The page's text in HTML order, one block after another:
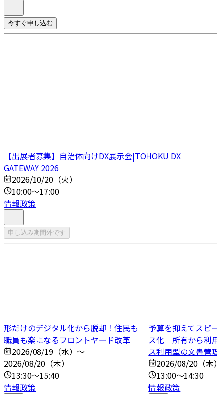
今すぐ申し込む
【出展者募集】自治体向けDX展示会|TOHOKU DX
GATEWAY 2026
2026/10/20（火）
10:00～17:00
情報政策
申し込み期間外です
形だけのデジタル化から脱却！住民も
職員も楽になるフロントヤード改革
2026/08/19（水）～
2026/08/20（木）
13:30～15:40
情報政策
予算を抑えてスピ
ス化 所有から利用
ス利用型の文書管
2026/08/20（木
13:00～14:30
情報政策